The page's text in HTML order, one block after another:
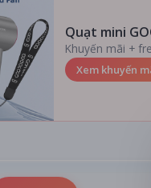
Quạt mini
Khuyến mãi +
Xem khuyến